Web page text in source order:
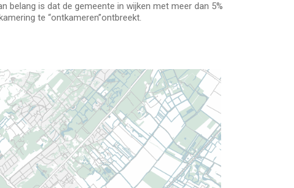
belang is dat de gemeente in wijken met meer dan 5%
te “ontkameren”ontbreekt.